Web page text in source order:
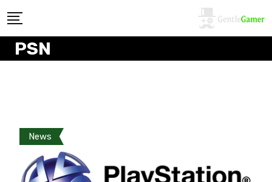
PSN
News